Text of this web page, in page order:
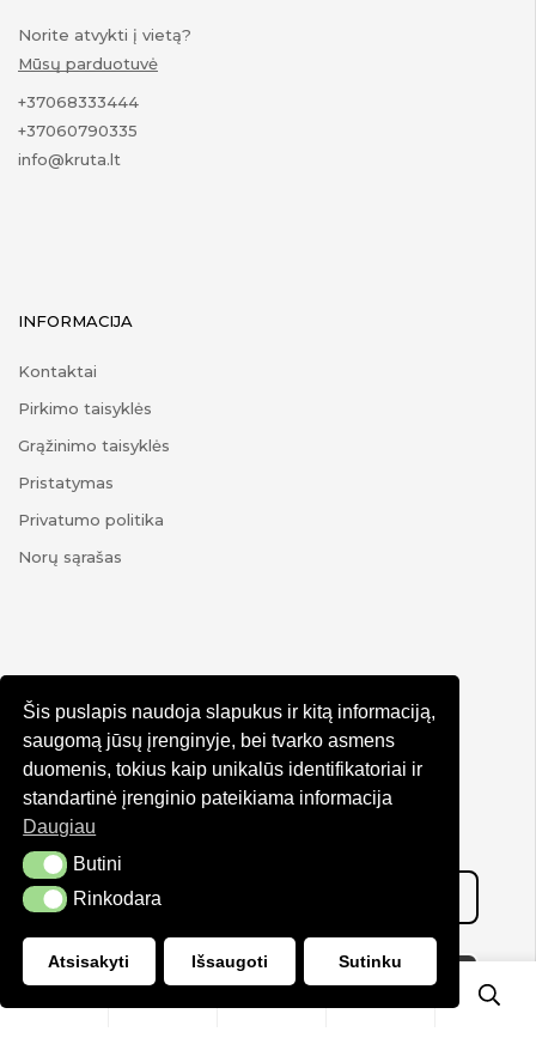
Šis puslapis naudoja slapukus ir kitą informaciją,
saugomą jūsų įrenginyje, bei tvarko asmens
duomenis, tokius kaip unikalūs identifikatoriai ir
standartinė įrenginio pateikiama informacija
Daugiau
Butini Butini
RinkodaraRinkodara
Atsisakyti Išsaugoti Sutinku
Norite atvykti į vietą?
Mūsų parduotuvė
+37068333444
+37060790335
info@kruta.lt
INFORMACIJA
Kontaktai
Pirkimo taisyklės
Grąžinimo taisyklės
Pristatymas
Privatumo politika
Norų sąrašas
NAUJIENLAIŠKIS
Prenumeruokite naujienlaiškį
Ir gaukite 15% nuolaidą pirmam apsipirkimui!
Prenumeruoti